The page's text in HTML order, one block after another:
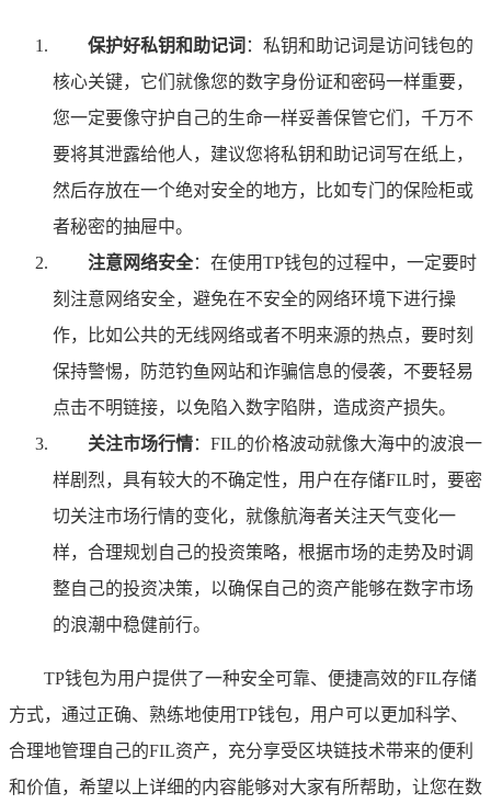
保护好私钥和助记词 ：私钥和助记词是访问钱包的
核心关键，它们就像您的数字身份证和密码一样重要，
您一定要像守护自己的生命一样妥善保管它们，千万不
要将其泄露给他人，建议您将私钥和助记词写在纸上，
然后存放在一个绝对安全的地方，比如专门的保险柜或
者秘密的抽屉中。
注意网络安全：在使用TP钱包的过程中，一定要时
刻注意网络安全，避免在不安全的网络环境下进行操
作，比如公共的无线网络或者不明来源的热点，要时刻
保持警惕，防范钓鱼网站和诈骗信息的侵袭，不要轻易
点击不明链接，以免陷入数字陷阱，造成资产损失。
关注市场行情：FIL的价格波动就像大海中的波浪一
样剧烈，具有较大的不确定性，用户在存储FIL时，要密
切关注市场行情的变化，就像航海者关注天气变化一
样，合理规划自己的投资策略，根据市场的走势及时调
整自己的投资决策，以确保自己的资产能够在数字市场
的浪潮中稳健前行。
TP钱包为用户提供了一种安全可靠、便捷高效的FIL存储
方式，通过正确、熟练地使用TP钱包，用户可以更加科学、
合理地管理自己的FIL资产，充分享受区块链技术带来的便利
和价值，希望以上详细的内容能够对大家有所帮助，让您在数